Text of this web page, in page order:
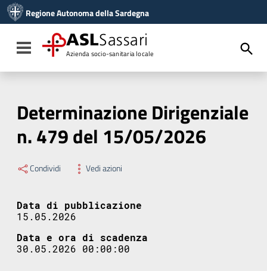
Vai al menu di navigazione
Vai al footer
Regione Autonoma della Sardegna
Toggle navigation
ASLSassari
Azienda socio-sanitaria locale
Determinazione Dirigenziale
n. 479 del 15/05/2026
Condividi Vedi azioni
Data di pubblicazione
15.05.2026
Data e ora di scadenza
30.05.2026 00:00:00